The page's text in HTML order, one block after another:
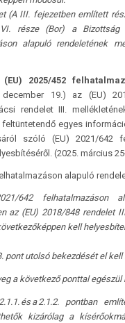
(A III. fejezetben említett
része (Bor) a Bizottság
alapuló rendeletének
2025/452
december 19.) az (EU)
rendelet III.
egyes
szóló (EU) 2021/642
(2025. március
alapuló
642 felhatalmazáson
az (EU) 2018/848 rendelet
kell
pont utolsó bekezdését el kell
a következő ponttal egészül
2.1.1. és a 2.1.2. pontban
kizárólag a